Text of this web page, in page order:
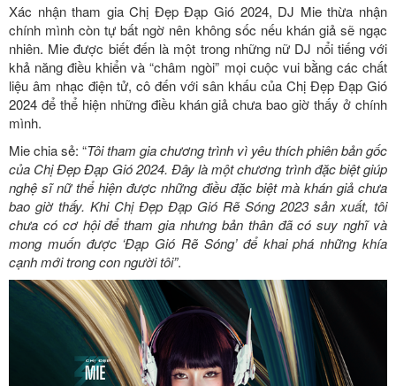
Xác nhận tham gia Chị Đẹp Đạp Gió 2024, DJ Mie thừa nhận
chính mình còn tự bất ngờ nên không sốc nếu khán giả sẽ ngạc
nhiên. Mie được biết đến là một trong những nữ DJ nổi tiếng với
khả năng điều khiển và “châm ngòi” mọi cuộc vui bằng các chất
liệu âm nhạc điện tử, cô đến với sân khấu của Chị Đẹp Đạp Gió
2024 để thể hiện những điều khán giả chưa bao giờ thấy ở chính
mình.
Mie chia sẻ: “Tôi tham gia chương trình vì yêu thích phiên bản gốc
của Chị Đẹp Đạp Gió 2024. Đây là một chương trình đặc biệt giúp
nghệ sĩ nữ thể hiện được những điều đặc biệt mà khán giả chưa
bao giờ thấy. Khi Chị Đẹp Đạp Gió Rẽ Sóng 2023 sản xuất, tôi
chưa có cơ hội để tham gia nhưng bản thân đã có suy nghĩ và
mong muốn được ‘Đạp Gió Rẽ Sóng’ để khai phá những khía
cạnh mới trong con người tôi”.